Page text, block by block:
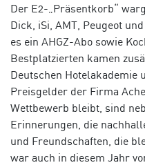
Der E2-„Präsentkorb“
Dick, iSi, AMT, Peugeot
es ein AHGZ-Abo sowie
Bestplatzierten kamen
Deutschen Hotelakademie
Preisgelder der Firma
Wettbewerb bleibt, sind
Erinnerungen, die
und Freundschaften, die
war auch in diesem Jahr